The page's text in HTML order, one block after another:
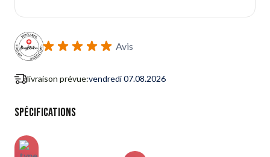
Avis
livraison prévue:vendredi 07.08.2026
Spécifications